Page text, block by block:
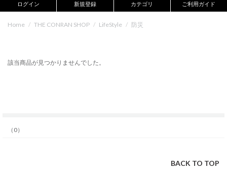
ログイン 新規登録 カテゴリ ご利用ガイド
Home / THE CONRAN SHOP / LifeStyle / 防災
該当商品が見つかりませんでした。
（0）
BACK TO TOP